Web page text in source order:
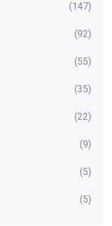
(147)
(92)
(55)
(35)
(22)
(9)
(5)
(5)